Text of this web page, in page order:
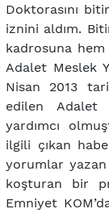
Doktorasını
iznini aldım.
kadrosuna
Adalet Meslek
Nisan 2013
edilen Adalet
yardımcı
ilgili çıkan
yorumlar yazan
koşturan bir
Emniyet